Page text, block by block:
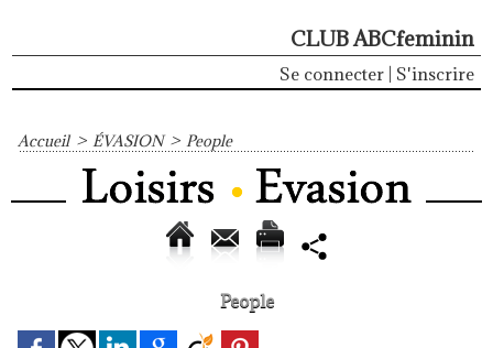
CLUB ABCfeminin
Se connecter S'inscrire
Accueil > ÉVASION > People
People